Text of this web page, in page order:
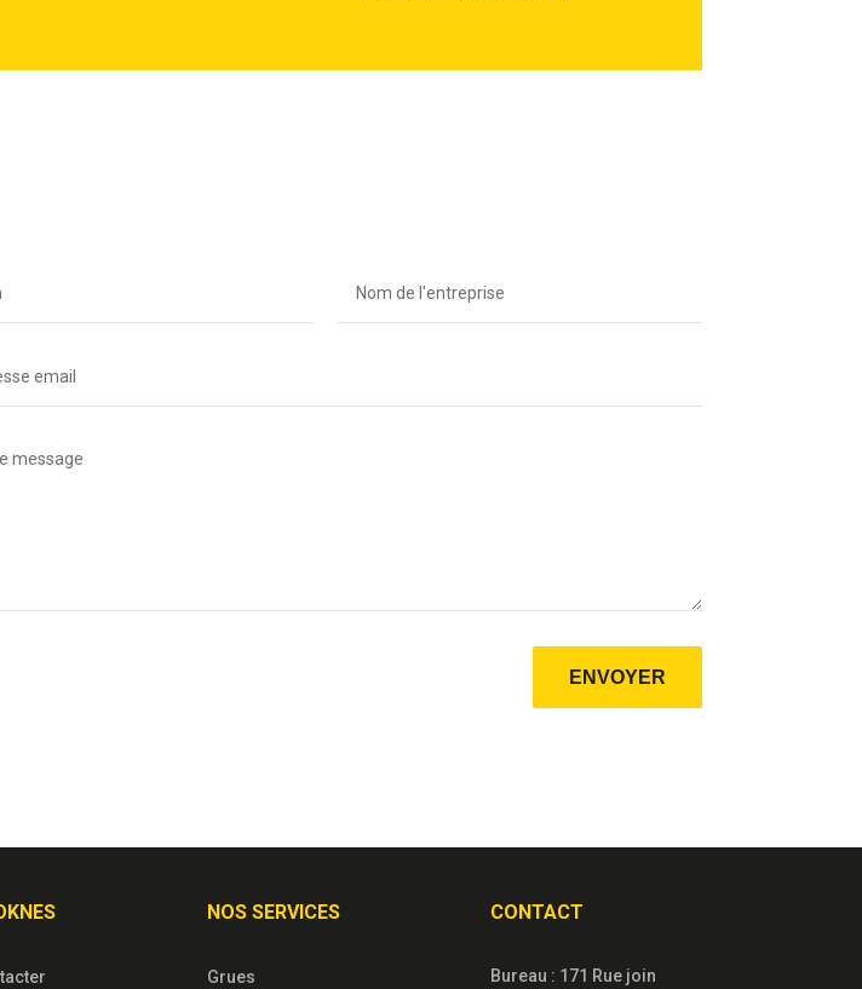
ENVOYER
NOS SERVICES
Grues
CONTACT
Bureau : 171 Rue join